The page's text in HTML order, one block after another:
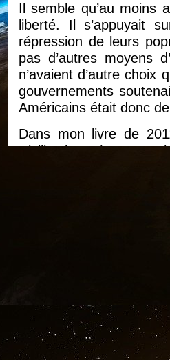
Il semble qu’au moins
liberté. Il s’appuyait
répression de leurs
pas d’autres moyens
n’avaient d’autre
gouvernements
Américains était donc
Dans mon livre de
Civilizations (Le
régimes, mais aussi
Platon dans le livre
naissent des